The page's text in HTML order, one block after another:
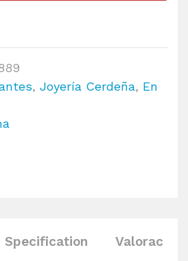
, Joyería Cerdeña, En
Specification